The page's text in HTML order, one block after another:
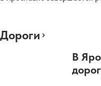
Дороги
В